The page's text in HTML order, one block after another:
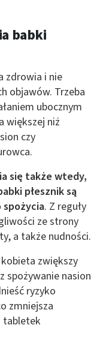
babki
zdrowia i nie
objawów. Trzeba
ubocznym
większej niż
czy
się także wtedy,
płesznik są
. Z reguły
ze strony
a także nudności.
zwiększy
spożywanie nasion
ryzyko
zmniejsza
tabletek